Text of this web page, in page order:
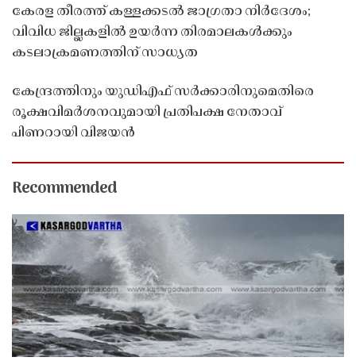
കേരള തീരത്ത് കള്ളക്കടൽ ജാഗ്രതാ നിർദേശം;
വിവിധ ജില്ലകളിൽ ഉയർന്ന തിരമാലകൾക്കും
കടലാക്രമണത്തിന് സാധ്യത
കേന്ദ്രത്തിനും യുഡിഎഫ് സർക്കാരിനുമെതിരെ
രൂക്ഷവിമർശനവുമായി പ്രതിപക്ഷ നേതാവ്
പിണറായി വിജയൻ
Recommended